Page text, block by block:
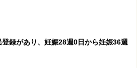
録があり、妊娠28週0日から妊娠36週